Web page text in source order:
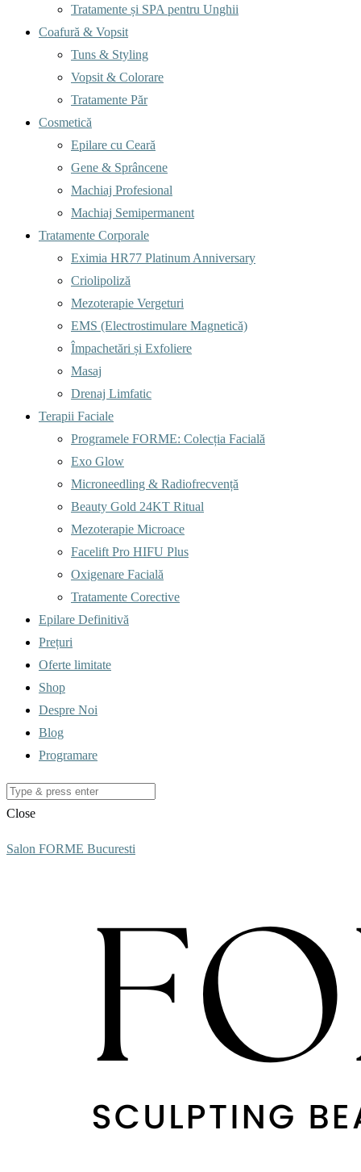
Tratamente și SPA pentru Unghii
Coafură & Vopsit
Tuns & Styling
Vopsit & Colorare
Tratamente Păr
Cosmetică
Epilare cu Ceară
Gene & Sprâncene
Machiaj Profesional
Machiaj Semipermanent
Tratamente Corporale
Eximia HR77 Platinum Anniversary
Criolipoliză
Mezoterapie Vergeturi
EMS (Electrostimulare Magnetică)
Împachetări și Exfoliere
Masaj
Drenaj Limfatic
Terapii Faciale
Programele FORME: Colecția Facială
Exo Glow
Microneedling & Radiofrecvență
Beauty Gold 24KT Ritual
Mezoterapie Microace
Facelift Pro HIFU Plus
Oxigenare Facială
Tratamente Corective
Epilare Definitivă
Prețuri
Oferte limitate
Shop
Despre Noi
Blog
Programare
Close
Salon FORME Bucuresti